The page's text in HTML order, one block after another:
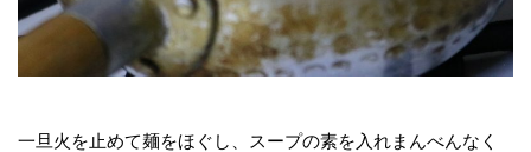
一旦火を止めて麺をほぐし、スープの素を入れまんべんなく